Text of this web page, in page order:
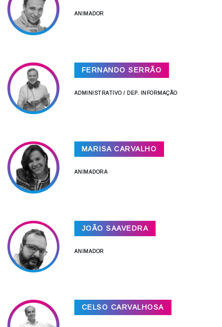
ANIMADOR
FERNANDO SERRÃO
ADMINISTRATIVO / DEP. INFORMAÇÃO
MARISA CARVALHO
ANIMADORA
JOÃO SAAVEDRA
ANIMADOR
CELSO CARVALHOSA